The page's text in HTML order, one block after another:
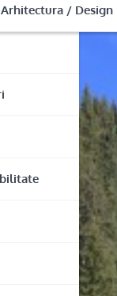
Arhitectura / Design